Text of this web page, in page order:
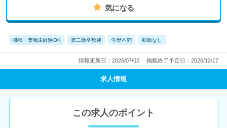
気になる
職種・業種未経験OK 第二新卒歓迎 学歴不問 転勤なし
情報更新日：2026/07/02 掲載終了予定日：2026/12/17
求人情報
この求人のポイント